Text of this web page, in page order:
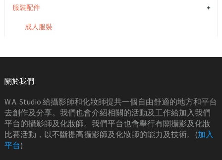
服裝配件
成人服裝
關於我們
W.A. Studio 給攝影師和化妝師提共一個自由舒適的地方和平台
去創作及分享。我們也會介紹相關的活動及工作給加入我們
平台的攝影師及化妝師。我們平台也會舉行有關攝影及化妝
比賽活動，以不斷提高攝影師及化妝師的能力及技術。(加入
平台)